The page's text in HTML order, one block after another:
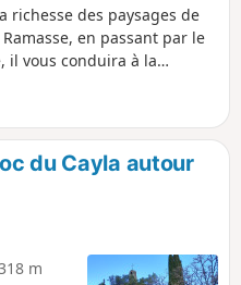
richesse des paysages de
en passant par le
il vous conduira à la
Vous profiterez
autour de Villeneuvette.
la colline de Pichaures,
du Cayla autour
m